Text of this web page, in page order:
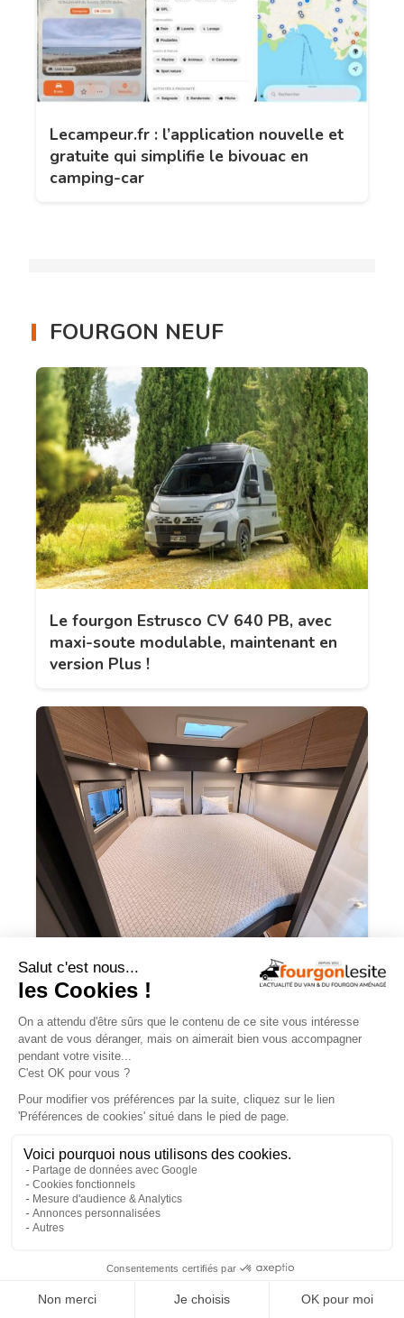
Lecampeur.fr : l’application nouvelle et
gratuite qui simplifie le bivouac en
camping-car
FOURGON NEUF
Le fourgon Estrusco CV 640 PB, avec
maxi-soute modulable, maintenant en
version Plus !
Malibu relax – une flexibilité totale pour
Routeur 5G, autonomie renforcée :